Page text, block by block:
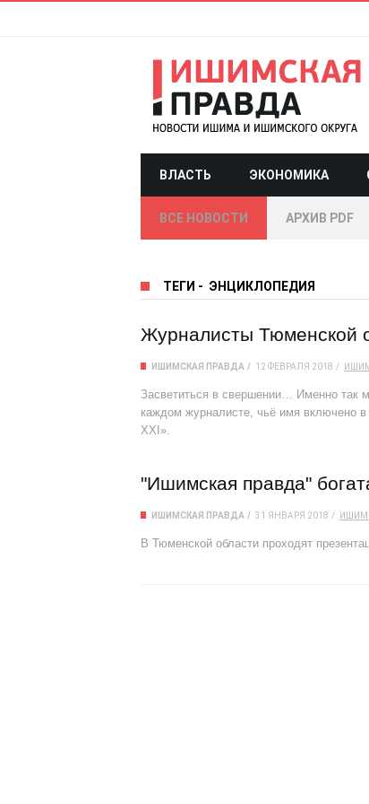
ВЛАСТЬ ЭКОНОМИКА
ВСЕ НОВОСТИ АРХИВ PDF
ТЕГИ - ЭНЦИКЛОПЕДИЯ
Журналисты Тюменской
ИШИМСКАЯ ПРАВДА 12 ФЕВРАЛЯ 2018
Засветиться в свершении… Именно так
каждом журналисте, чьё имя включено
ХХI».
"Ишимская правда"
ИШИМСКАЯ ПРАВДА 31 ЯНВАРЯ 2018
В Тюменской области проходят